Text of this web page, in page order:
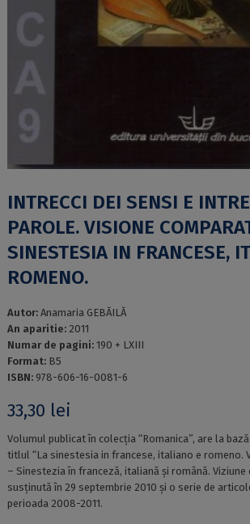
INTRECCI DEI SENSI E
PAROLE. VISIONE
SINESTESIA IN FRANCESE,
ROMENO.
Autor: Anamaria GEBĂILĂ
An aparitie: 2011
Numar de pagini: 190 + LXIII
Format: B5
ISBN: 978-606-16-0081-6
33,30 lei
Volumul publicat în colecția “Romanica”, are la
titlul “La sinestesia in francese, italiano e romeno.
– Sinestezia în franceză, italiană și română. Viziune
susținută în 29 septembrie 2010 și o serie de
perioada 2008-2011.